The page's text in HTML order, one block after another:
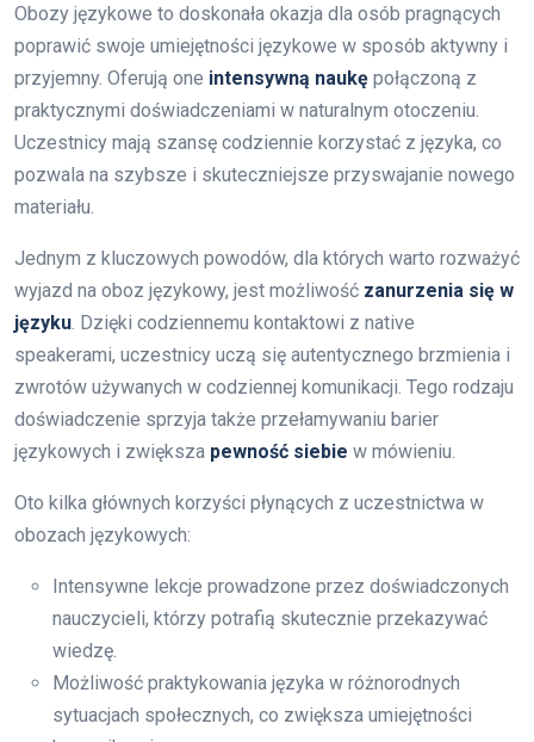
Obozy językowe to doskonała okazja dla osób pragnących
poprawić swoje umiejętności językowe w sposób aktywny i
przyjemny. Oferują one intensywną naukę połączoną z
praktycznymi doświadczeniami w naturalnym otoczeniu.
Uczestnicy mają szansę codziennie korzystać z języka, co
pozwala na szybsze i skuteczniejsze przyswajanie nowego
materiału.
Jednym z kluczowych powodów, dla których warto rozważyć
wyjazd na oboz językowy, jest możliwość zanurzenia się w
języku. Dzięki codziennemu kontaktowi z native
speakerami, uczestnicy uczą się autentycznego brzmienia i
zwrotów używanych w codziennej komunikacji. Tego rodzaju
doświadczenie sprzyja także przełamywaniu barier
językowych i zwiększa pewność siebie w mówieniu.
Oto kilka głównych korzyści płynących z uczestnictwa w
obozach językowych:
Intensywne lekcje prowadzone przez doświadczonych
nauczycieli, którzy potrafią skutecznie przekazywać
wiedzę.
Możliwość praktykowania języka w różnorodnych
sytuacjach społecznych, co zwiększa umiejętności